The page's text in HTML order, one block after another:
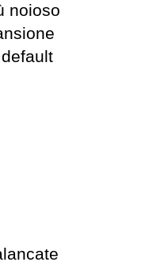
noioso